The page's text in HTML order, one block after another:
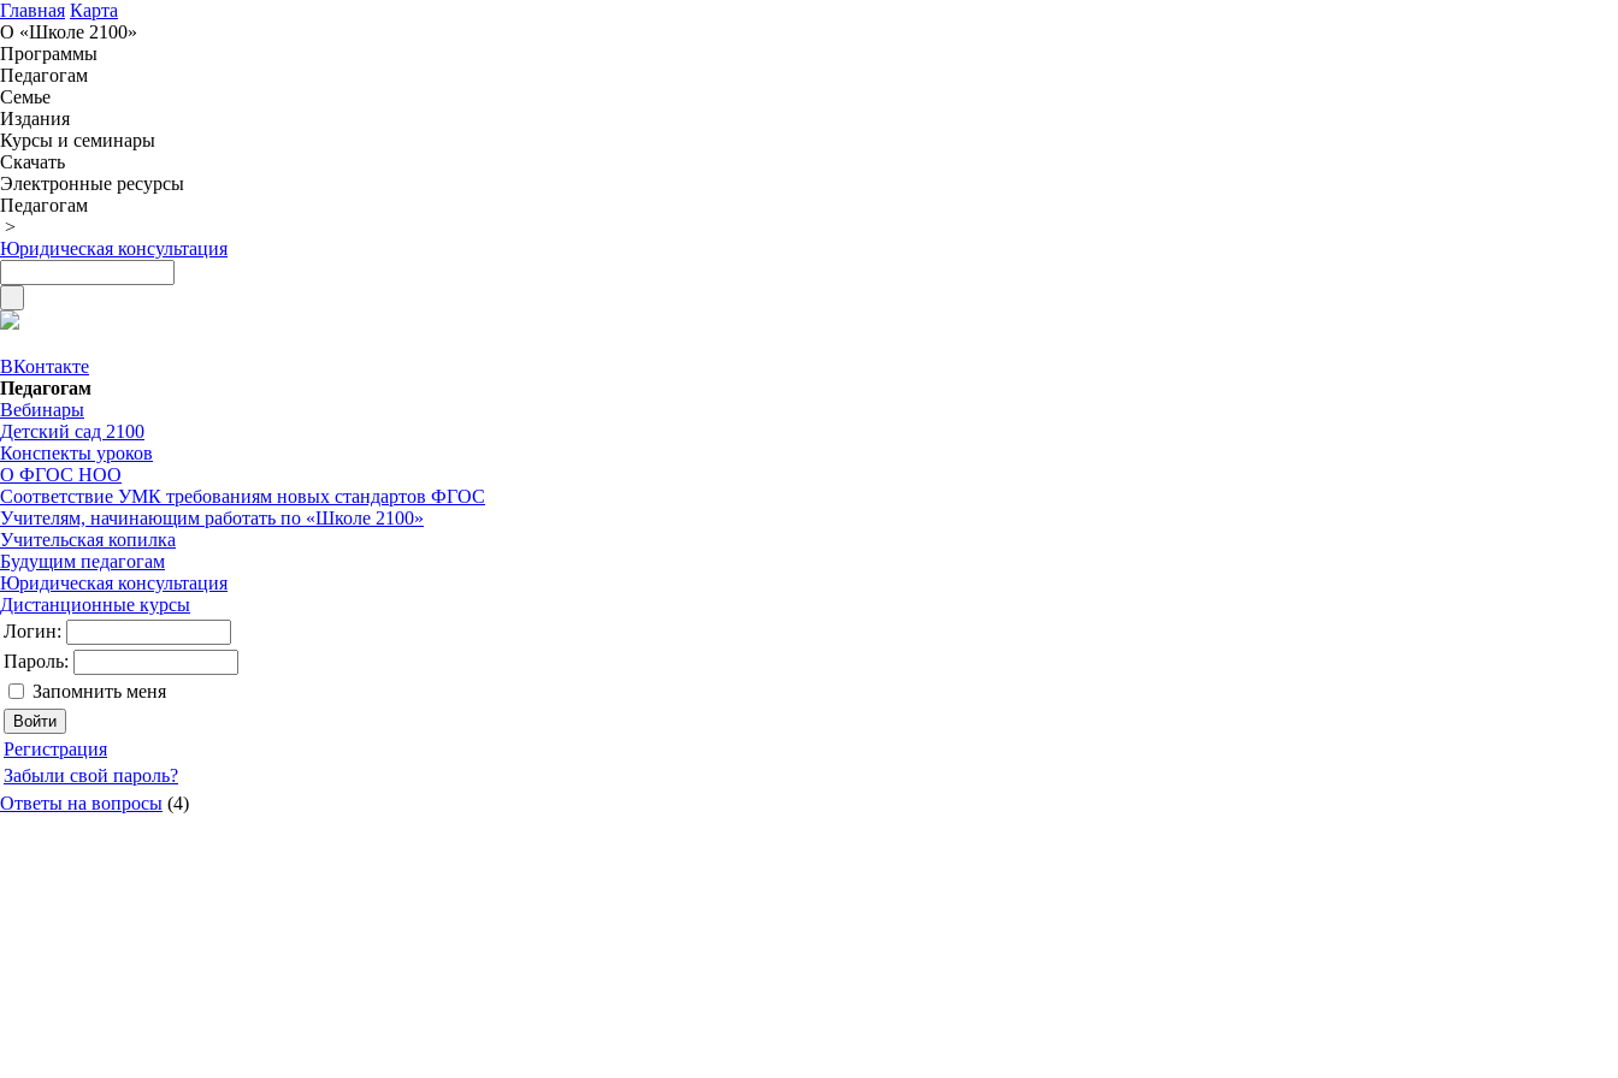
Главная Карта
О «Школе 2100»
Программы
Педагогам
Семье
Издания
Курсы и семинары
Скачать
Электронные ресурсы
Педагогам
>
Юридическая консультация
ВКонтакте
Педагогам
Вебинары
Детский сад 2100
Конспекты уроков
О ФГОС НОО
Соответствие УМК требованиям новых стандартов ФГОС
Учителям, начинающим работать по «Школе 2100»
Учительская копилка
Будущим педагогам
Юридическая консультация
Дистанционные курсы
Логин:
Пароль:
Запомнить меня
Регистрация
Забыли свой пароль?
Ответы на вопросы (4)